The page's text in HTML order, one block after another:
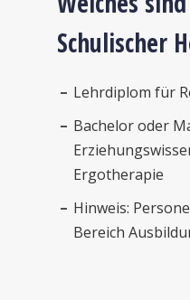
Schulischer
Lehrdiplom für
Bachelor oder
Ergotherapie
Hinweis:
Bereich